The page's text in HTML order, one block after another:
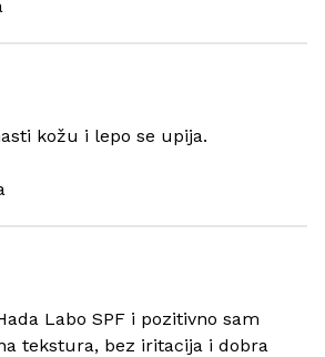
kožu i lepo se upija.
Labo SPF i pozitivno sam
tekstura, bez iritacija i dobra